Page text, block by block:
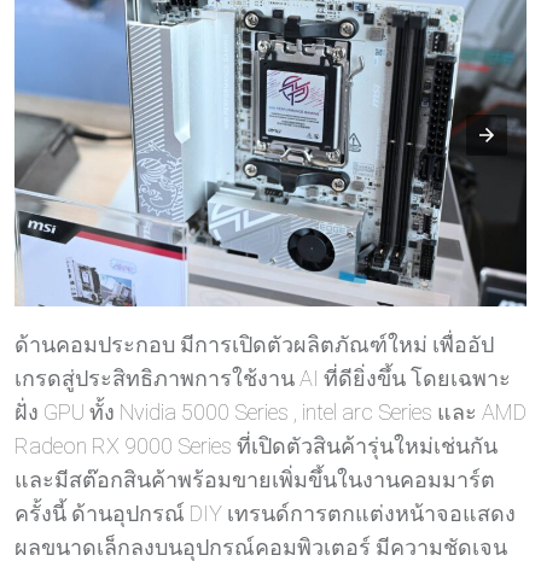
ด้านคอมประกอบ มีการเปิดตัวผลิตภัณฑ์ใหม่ เพื่ออัป
เกรดสู่ประสิทธิภาพการใช้งาน AI ที่ดียิ่งขึ้น โดยเฉพาะ
ฝั่ง GPU ทั้ง Nvidia 5000 Series , intel arc Series และ AMD
Radeon RX 9000 Series ที่เปิดตัวสินค้ารุ่นใหม่เช่นกัน
และมีสต๊อกสินค้าพร้อมขายเพิ่มขึ้นในงานคอมมาร์ต
ครั้งนี้ ด้านอุปกรณ์ DIY เทรนด์การตกแต่งหน้าจอแสดง
ผลขนาดเล็กลงบนอุปกรณ์คอมพิวเตอร์ มีความชัดเจน